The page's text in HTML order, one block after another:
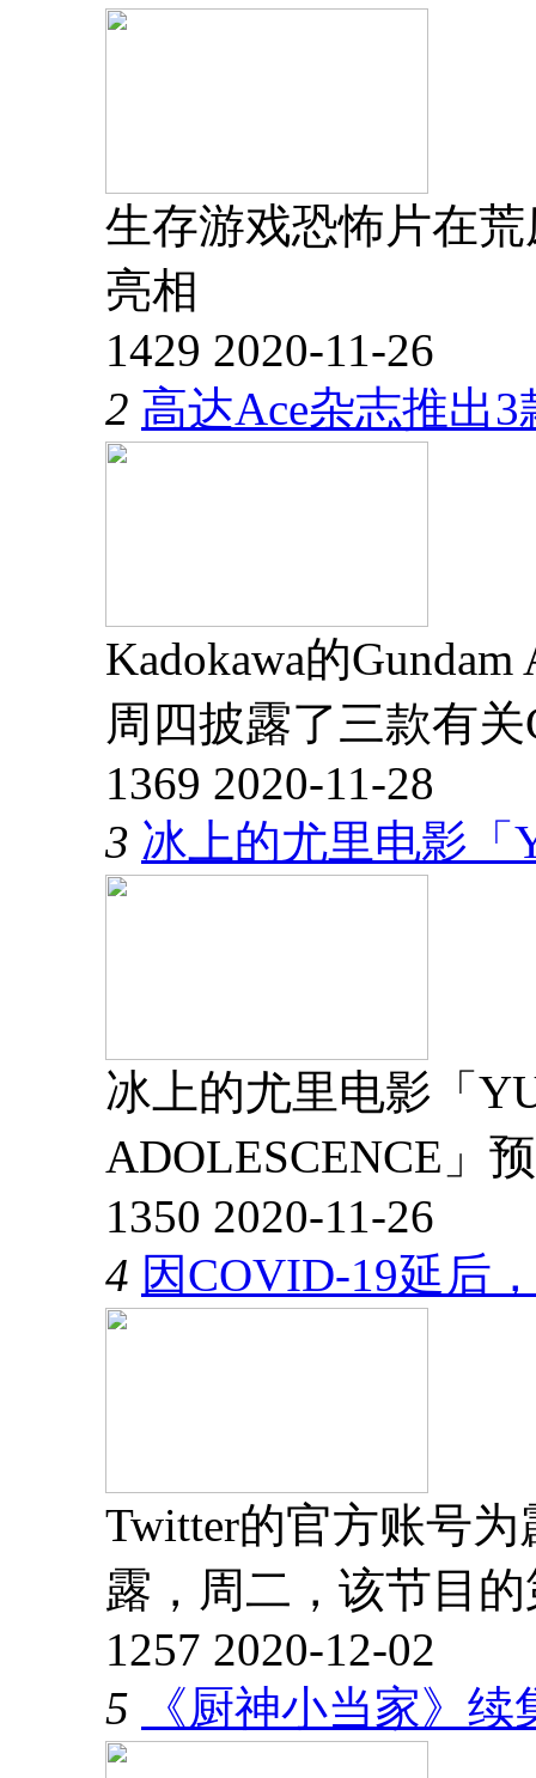
生存游戏恐怖片在
亮相
1429 2020-11-26
2 高达Ace杂志推出
Kadokawa的
周四披露了三款有
1369 2020-11-28
3 冰上的尤里电影「
冰上的尤里电影「
ADOLESCENCE」
1350 2020-11-26
4 因COVID-19延后
Twitter的官方账号
露，周二，该节目
1257 2020-12-02
5
《厨神小当家》